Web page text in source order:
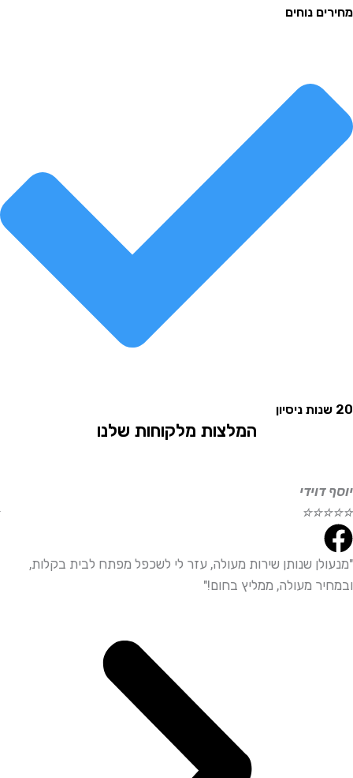
נוחים
המלצות מלקוחות שלנו
☆
☆
שנותן שירות מעולה, עזר לי לשכפל מפתח לבית בקלות,
מעולה, ממליץ בחום!"